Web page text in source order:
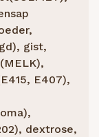
gist,
E407),
dextrose,